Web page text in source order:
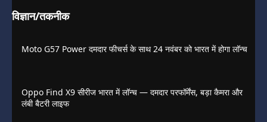
विज्ञान/तकनीक
Moto G57 Power दमदार फीचर्स के साथ 24 नवंबर को भारत में होगा लॉन्च
Oppo Find X9 सीरीज भारत में लॉन्च — दमदार परफॉर्मेंस, बड़ा कैमरा और
लंबी बैटरी लाइफ